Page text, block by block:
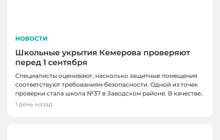
НОВОСТИ
Школьные укрытия Кемерова проверяют
перед 1 сентября
Специалисты оценивают, насколько защитные помещения
соответствуют требованиям безопасности. Одной из точек
проверки стала школа №37 в Заводском районе. В качестве..
1 день назад